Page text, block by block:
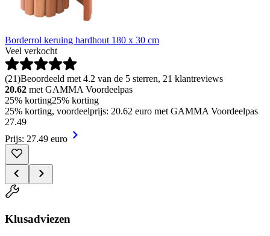
Borderrol keruing hardhout 180 x 30 cm
Veel verkocht
(21)Beoordeeld met 4.2 van de 5 sterren, 21 klantreviews
20.62 met GAMMA Voordeelpas
25% korting25% korting
25% korting, voordeelprijs: 20.62 euro met GAMMA Voordeelpas
27.49
Prijs: 27.49 euro
Klusadviezen